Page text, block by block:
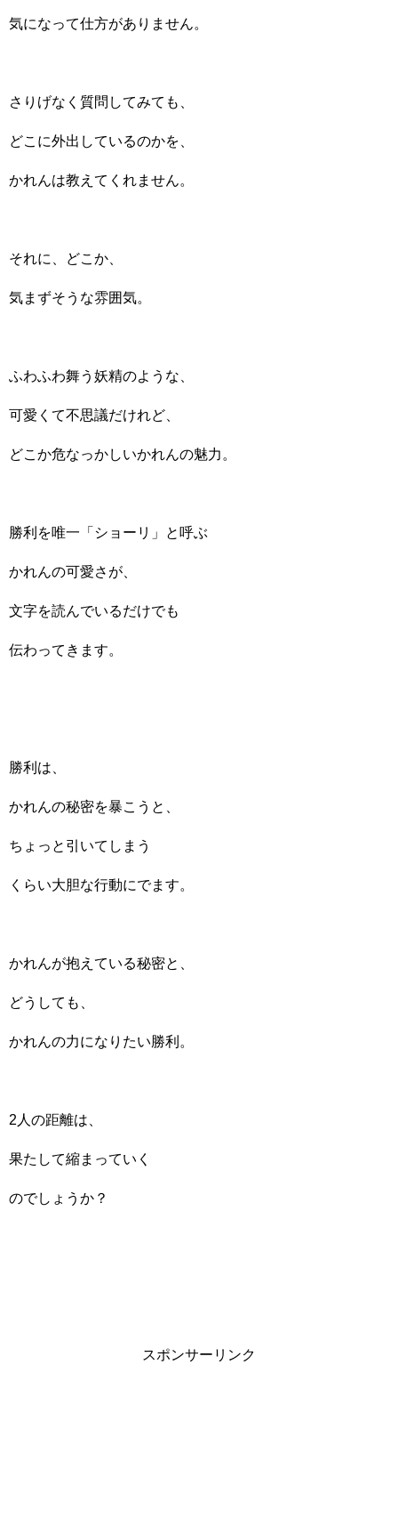
気になって仕方がありません。
さりげなく質問してみても、
どこに外出しているのかを、
かれんは教えてくれません。
それに、どこか、
気まずそうな雰囲気。
ふわふわ舞う妖精のような、
可愛くて不思議だけれど、
どこか危なっかしいかれんの魅力。
勝利を唯一「ショーリ」と呼ぶ
かれんの可愛さが、
文字を読んでいるだけでも
伝わってきます。
勝利は、
かれんの秘密を暴こうと、
ちょっと引いてしまう
くらい大胆な行動にでます。
かれんが抱えている秘密と、
どうしても、
かれんの力になりたい勝利。
2人の距離は、
果たして縮まっていく
のでしょうか？
スポンサーリンク